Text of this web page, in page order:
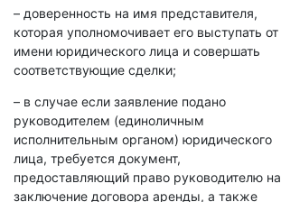
– доверенность на имя представителя,
которая уполномочивает его выступать от
имени юридического лица и совершать
соответствующие сделки;
– в случае если заявление подано
руководителем (единоличным
исполнительным органом) юридического
лица, требуется документ,
предоставляющий право руководителю на
заключение договора аренды, а также